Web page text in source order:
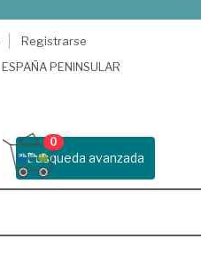
Registrarse
ESPAÑA PENINSULAR
Busqueda avanzada
0